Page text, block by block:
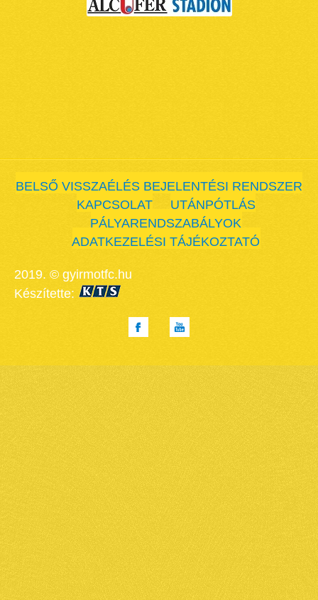
BELSŐ VISSZAÉLÉS BEJELENTÉSI RENDSZER
KAPCSOLAT
UTÁNPÓTLÁS
PÁLYARENDSZABÁLYOK
ADATKEZELÉSI TÁJÉKOZTATÓ
2019. © gyirmotfc.hu
Készítette: